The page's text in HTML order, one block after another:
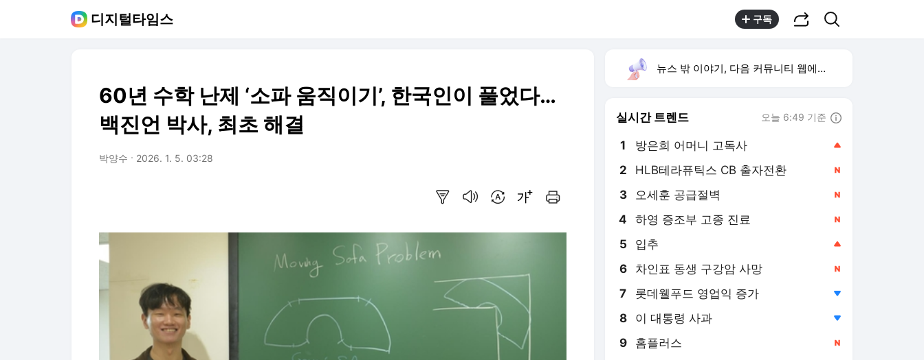
디지털타임스 구독
60년 수학 난제 ‘소파 움직이기’, 한국인이 풀었다…
백진언 박사, 최초 해결
박양수 2026. 1. 5. 03:28
뉴스 밖 이야기, 다음 커뮤니티 웹에서 보기
실시간 트렌드 오늘 6:49 기준
1 방은희 어머니 고독사
2 HLB테라퓨틱스 CB 출자전환
3 오세훈 공급절벽
4 하영 증조부 고종 진료
5 입추
6 차인표 동생 구강암 사망
7 롯데웰푸드 영업익 증가
8 이 대통령 사과
9 홈플러스